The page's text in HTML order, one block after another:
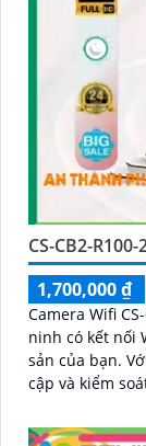
CS-CB2-
1,700,000 ₫
Camera Wifi
ninh có kết nối
sản của bạn. Với tính năng kết nối Wifi, bạn có thể truy
cập và kiểm